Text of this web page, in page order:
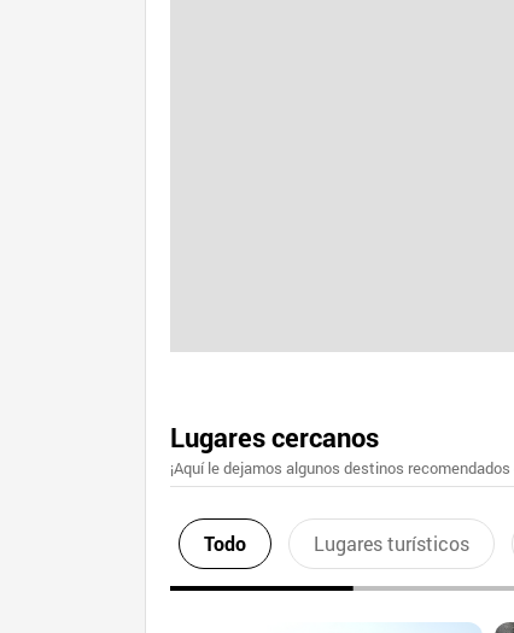
Lugares cercanos
¡Aquí le dejamos algunos destinos
Todo Lugares turísticos